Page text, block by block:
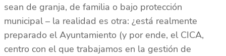
sean de granja, de familia o bajo protección
municipal – la realidad es otra: ¿está realmente
preparado el Ayuntamiento (y por ende, el CICA,
centro con el que trabajamos en la gestión de